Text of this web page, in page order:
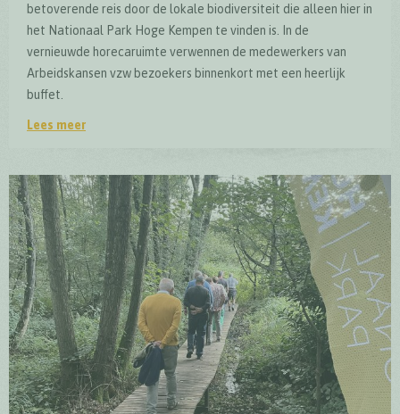
betoverende reis door de lokale biodiversiteit die alleen hier in
het Nationaal Park Hoge Kempen te vinden is. In de
vernieuwde horecaruimte verwennen de medewerkers van
Arbeidskansen vzw bezoekers binnenkort met een heerlijk
buffet.
Lees meer